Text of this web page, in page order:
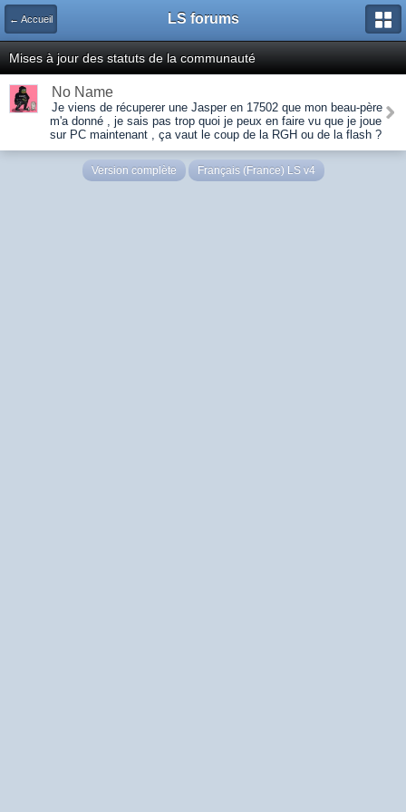
← Accueil LS forums
Mises à jour des statuts de la communauté
No Name
Je viens de récuperer une Jasper en 17502 que mon beau-père
m'a donné , je sais pas trop quoi je peux en faire vu que je joue
sur PC maintenant , ça vaut le coup de la RGH ou de la flash ?
Version complète Français (France) LS v4